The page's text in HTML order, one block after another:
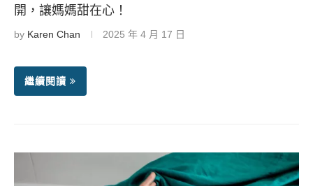
開，讓媽媽甜在心！
by Karen Chan 2025 年 4 月 17 日
繼續閱讀